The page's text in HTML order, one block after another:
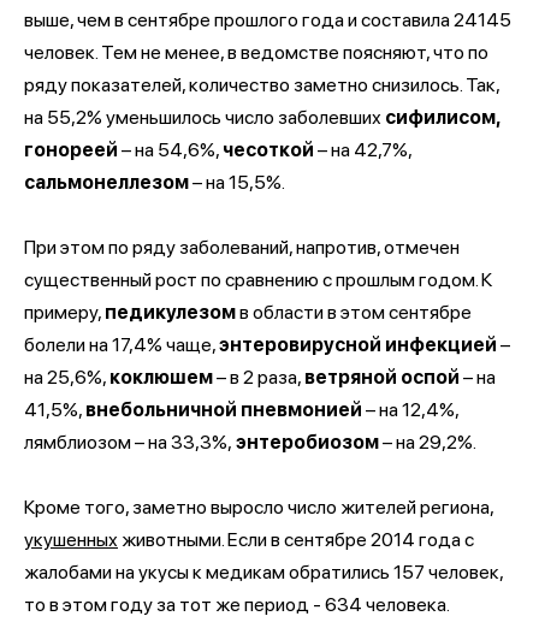
выше, чем в сентябре прошлого года и составила 24145
человек. Тем не менее, в ведомстве поясняют, что по
ряду показателей, количество заметно снизилось. Так,
на 55,2% уменьшилось число заболевших сифилисом,
гонореей – на 54,6%, чесоткой – на 42,7%,
сальмонеллезом– на 15,5%.
При этом по ряду заболеваний, напротив, отмечен
существенный рост по сравнению с прошлым годом. К
примеру, педикулезомв области в этом сентябре
болели на 17,4% чаще,энтеровирусной инфекцией –
на 25,6%, коклюшем– в 2 раза, ветряной оспой – на
41,5%, внебольничной пневмонией – на 12,4%,
лямблиозом – на 33,3%, энтеробиозом– на 29,2%.
Кроме того, заметно выросло число жителей региона,
укушенных животными. Если в сентябре 2014 года с
жалобами на укусы к медикам обратились 157 человек,
то в этом году за тот же период - 634 человека.